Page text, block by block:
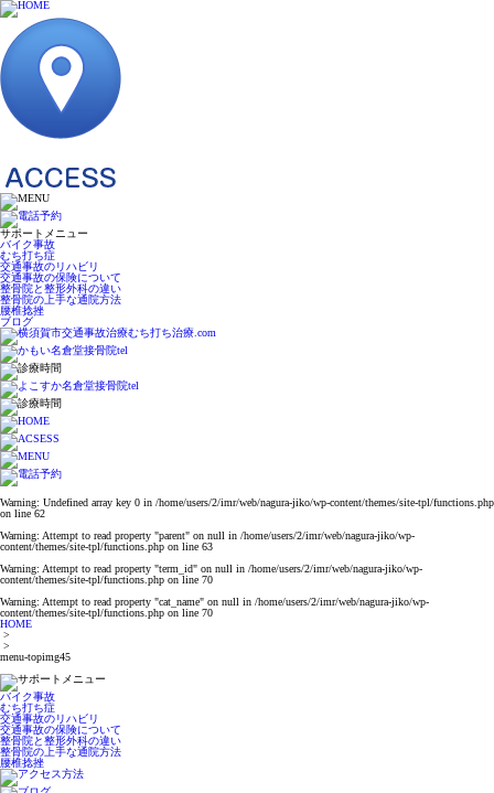
サポートメニュー
バイク事故
むち打ち症
交通事故のリハビリ
交通事故の保険について
整骨院と整形外科の違い
整骨院の上手な通院方法
腰椎捻挫
ブログ
Warning: Undefined array key 0 in /home/users/2/imr/web/nagura-jiko/wp-content/themes/site-tpl/functions.php
on line 62
Warning: Attempt to read property "parent" on null in /home/users/2/imr/web/nagura-jiko/wp-
content/themes/site-tpl/functions.php on line 63
Warning: Attempt to read property "term_id" on null in /home/users/2/imr/web/nagura-jiko/wp-
content/themes/site-tpl/functions.php on line 70
Warning: Attempt to read property "cat_name" on null in /home/users/2/imr/web/nagura-jiko/wp-
content/themes/site-tpl/functions.php on line 70
HOME
>
>
menu-topimg45
バイク事故
むち打ち症
交通事故のリハビリ
交通事故の保険について
整骨院と整形外科の違い
整骨院の上手な通院方法
腰椎捻挫